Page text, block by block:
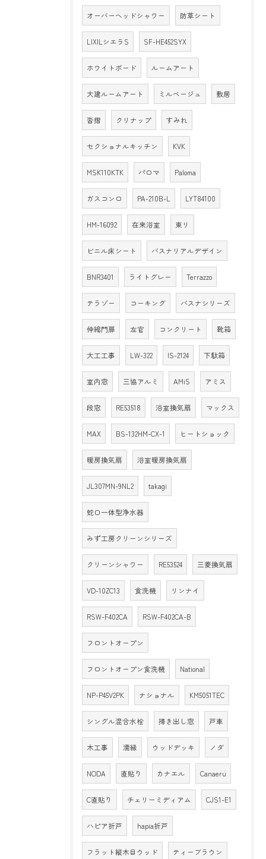
オーバーヘッドシャワー 防草シート
LIXILシエラS SF-HE452SYX
ホワイトボード ルームアート
大建ルームアート ミルベージュ 敷居
沓摺 クリナップ すみれ
セクショナルキッチン KVK
MSK110KTK パロマ Paloma
ガスコンロ PA-210B-L LYT84100
HM-16092 在来浴室 東リ
ビニル床シート バスナリアルデザイン
BNR3401 ライトグレー Terrazzo
テラゾー コーキング バスナシリーズ
伸縮門扉 左官 コンクリート 靴箱
大工工事 LW-322 IS-2124 下駄箱
室内窓 三協アルミ AMiS アミス
段窓 RE53518 浴室換気扇 マックス
MAX BS-132HM-CX-1 ヒートショック
暖房換気扇 浴室暖房換気扇
JL307MN-9NL2 takagi
蛇口一体型浄水器
みず工房クリーンシリーズ
クリーンシャワー RE53524 三菱換気扇
VD-10ZC13 食洗機 リンナイ
RSW-F402CA RSW-F402CA-B
フロントオープン
フロントオープン食洗機 National
NP-P45V2PK ナショナル KM5051TEC
シングル混合水栓 掃き出し窓 戸車
木工事 濡縁 ウッドデッキ ノダ
NODA 直貼り カナエル Canaeru
C直貼り チェリーミディアム CJS1-E1
ハピア折戸 hapia折戸
フラット縦木目ウッド ティーブラウン